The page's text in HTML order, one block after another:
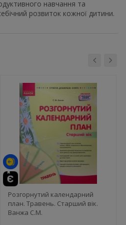
навчання та
розвиток кожної дитини.
Розгорнутий календарний
план. Травень. Старший вік.
Ванжа С.М.